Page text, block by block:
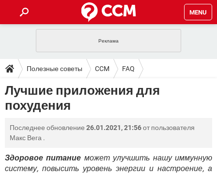
MENU
INSTAGRAM FACEBOOK
ИГРЫ WINDOWS 10
ВКОНТАКТЕ
ПОЛЕЗНЫЕ СОВЕТЫ
TIKTOK TELEGRAM
WHATSAPP INSTAGRAM
FACEBOOK
WINDOWS 10 ВКОНТАКТЕ
YANDEX
ЗАГРУЗКИ
TIKTOK
FACEBOOK
WINDOWS 10
ВИДЕО GOOGLE
ФОРУМ
TIKTOK TELEGRAM
FACEBOOK ИГРЫ
ЭНЦИКЛОПЕДИЯ
TIKTOK
WHATSAPP INSTAGRAM
Полезные советы CCM FAQ
Лучшие приложения для
похудения
Последнее обновление 26.01.2021, 21:56от пользователя
Макс Вега .
Здоровое питание может улучшить нашу иммунную
систему, повысить уровень энергии и настроение, а